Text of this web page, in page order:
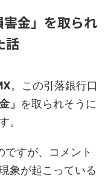
害金」を取られ
話
。この引落銀行口
」 を取られそうに
。
ですが、コメント
象が起こっている